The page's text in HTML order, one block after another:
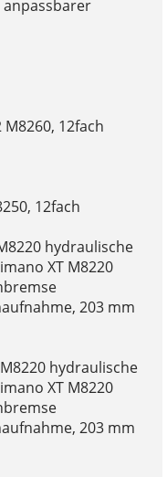
anpassbarer
12fach
12fach
hydraulische
XT M8220
203 mm
hydraulische
XT M8220
203 mm